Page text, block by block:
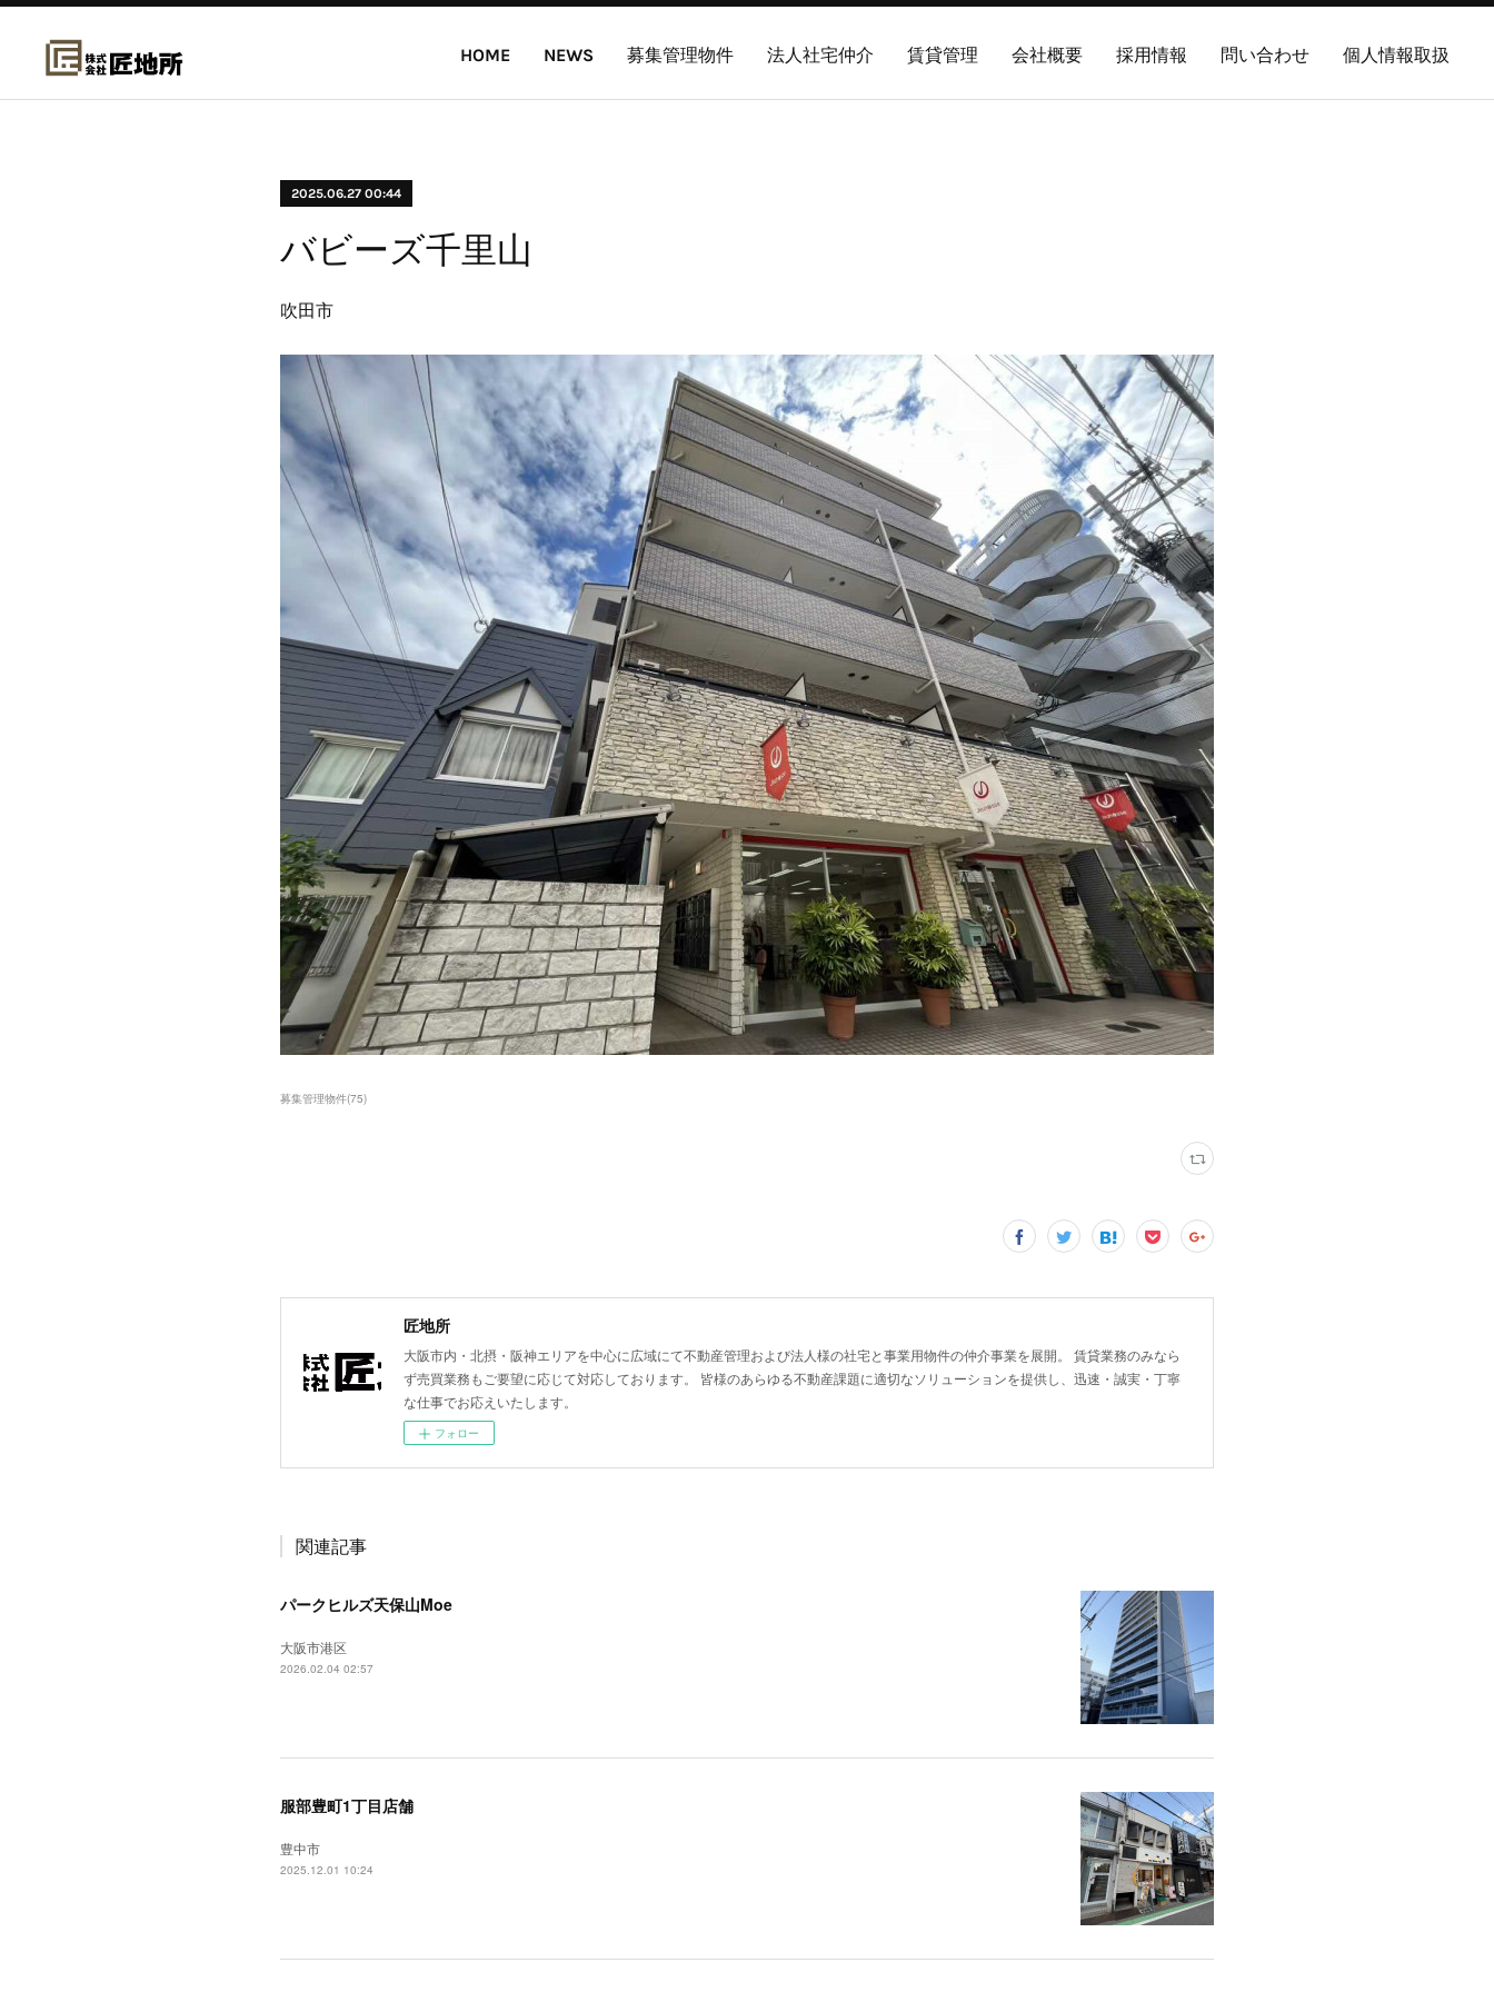
HOME NEWS 募集管理物件 法人社宅仲介 賃貸管理 会社概要 採用情報 問い合わせ 個人情報取扱
2025.06.27 00:44
バビーズ千里山
吹田市
募集管理物件(75)
匠地所
大阪市内・北摂・阪神エリアを中心に広域にて不動産管理および法人様の社宅と事業用物件の仲介事業を展開。 賃貸業務のみなら
ず売買業務もご要望に応じて対応しております。 皆様のあらゆる不動産課題に適切なソリューションを提供し、迅速・誠実・丁寧
な仕事でお応えいたします。
フォロー
関連記事
パークヒルズ天保山Moe
大阪市港区
2026.02.04 02:57
服部豊町1丁目店舗
豊中市
2025.12.01 10:24